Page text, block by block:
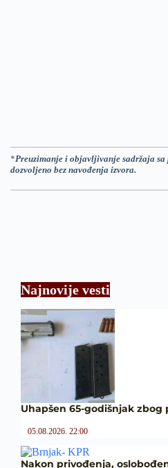
*Preuzimanje i objavljivanje sadržaja
dozvoljeno bez navođenja izvora.
Najnovije vesti
Uhapšen 65-godišnjak
05.08.2026. 22:00
Nakon privođenja,